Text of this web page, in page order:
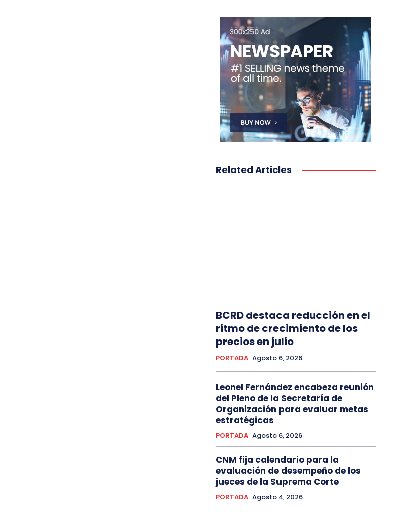
Related Articles
BCRD destaca reducción en el
ritmo de crecimiento de los
precios en julio
PORTADA Agosto 6, 2026
Leonel Fernández encabeza reunión
del Pleno de la Secretaría de
Organización para evaluar metas
estratégicas
PORTADA Agosto 6, 2026
CNM fija calendario para la
evaluación de desempeño de los
jueces de la Suprema Corte
PORTADA Agosto 4, 2026